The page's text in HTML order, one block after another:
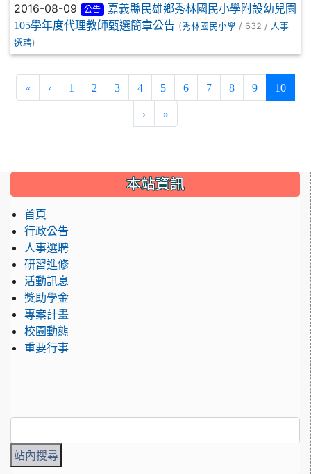
2016-08-09 公告
嘉義縣民雄鄉秀林國民小學附設幼兒園
105學年度代理教師甄選簡章公告 (秀林國民小學 / 632 / 人事
選聘)
« ‹ 1 2 3 4 5 6 7 8 9 10
› »
::: 本站資訊
首頁
行政公告
人事選聘
研習進修
活動訊息
獎助學金
專案計畫
校園動態
重要行事